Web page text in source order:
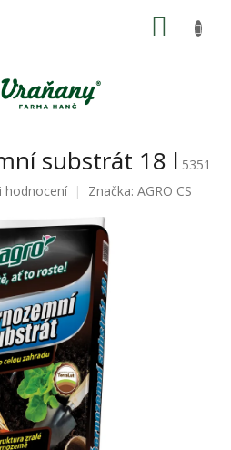
substrát 18 l 5351
hodnocení Značka: AGRO CS